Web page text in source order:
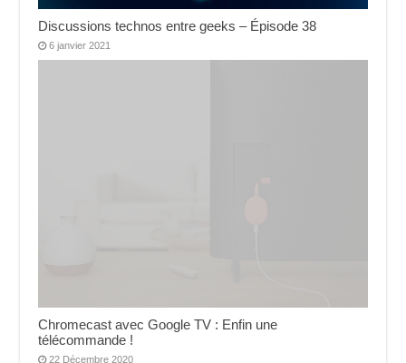
Discussions technos entre geeks – Épisode 38
6 janvier 2021
Chromecast avec Google TV : Enfin une
télécommande !
22 Décembre 2020